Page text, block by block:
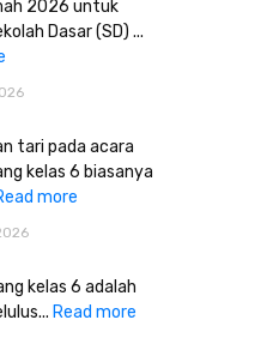
2026 untuk
Dasar (SD) ...
tari pada acara
kelas 6 biasanya
more
kelas 6 adalah
Read more